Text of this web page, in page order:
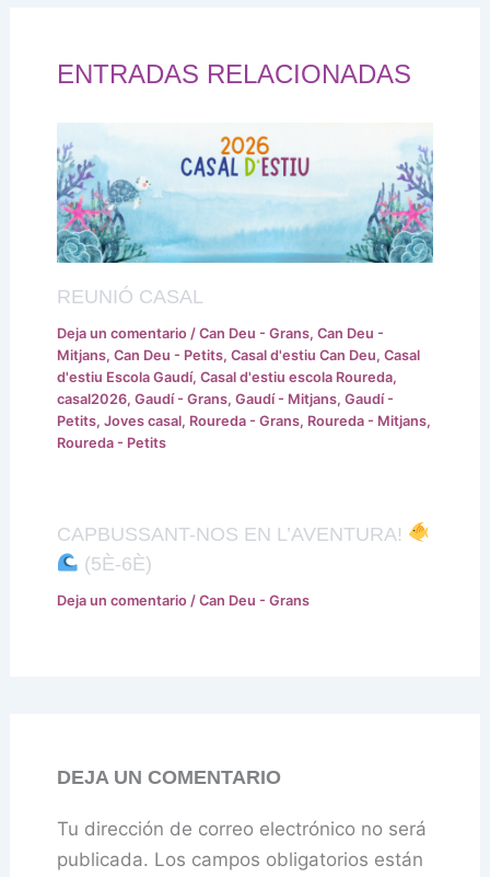
ENTRADAS RELACIONADAS
REUNIÓ CASAL
Deja un comentario / Can Deu - Grans, Can Deu -
Mitjans, Can Deu - Petits, Casal d'estiu Can Deu, Casal
d'estiu Escola Gaudí, Casal d'estiu escola Roureda,
casal2026, Gaudí - Grans, Gaudí - Mitjans, Gaudí -
Petits, Joves casal, Roureda - Grans, Roureda - Mitjans,
Roureda - Petits
CAPBUSSANT-NOS EN L’AVENTURA!
(5È-6È)
Deja un comentario / Can Deu - Grans
DEJA UN COMENTARIO
Tu dirección de correo electrónico no será
publicada. Los campos obligatorios están